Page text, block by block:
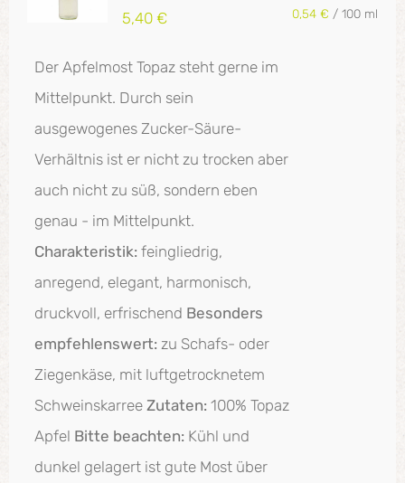
5,40 € 0,54 € / 100 ml
Der Apfelmost Topaz steht gerne im
Mittelpunkt. Durch sein
ausgewogenes Zucker-Säure-
Verhältnis ist er nicht zu trocken aber
auch nicht zu süß, sondern eben
genau - im Mittelpunkt.
Charakteristik: feingliedrig,
anregend, elegant, harmonisch,
druckvoll, erfrischend Besonders
empfehlenswert: zu Schafs- oder
Ziegenkäse, mit luftgetrocknetem
Schweinskarree Zutaten: 100% Topaz
Apfel Bitte beachten: Kühl und
dunkel gelagert ist gute Most über